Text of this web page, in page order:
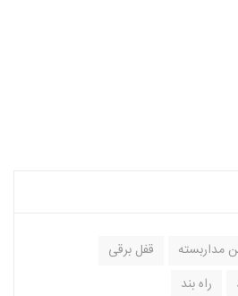
مداربسته
قفل برقی
راه بند